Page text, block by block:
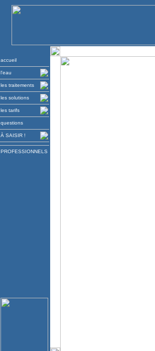
accueil
l'eau
les traitements
les solutions
les tarifs
questions
À SAISIR !
PROFESSIONNELS